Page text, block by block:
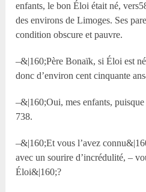
enfants, le bon Éloi était né,
des environs de Limoges. Ses
condition obscure et pauvre.
–&|160;Père Bonaïk, si Éloi est
donc d’environ cent cinquante
–&|160;Oui, mes enfants,
738.
–&|160;Et vous l’avez
avec un sourire d’incrédulité, –
Éloi&|160;?